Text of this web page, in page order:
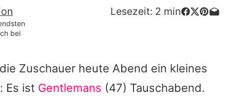
Lesezeit: 2 min
bei
Zuschauer heute Abend ein kleines
Es ist Gentlemans (47) Tauschabend.